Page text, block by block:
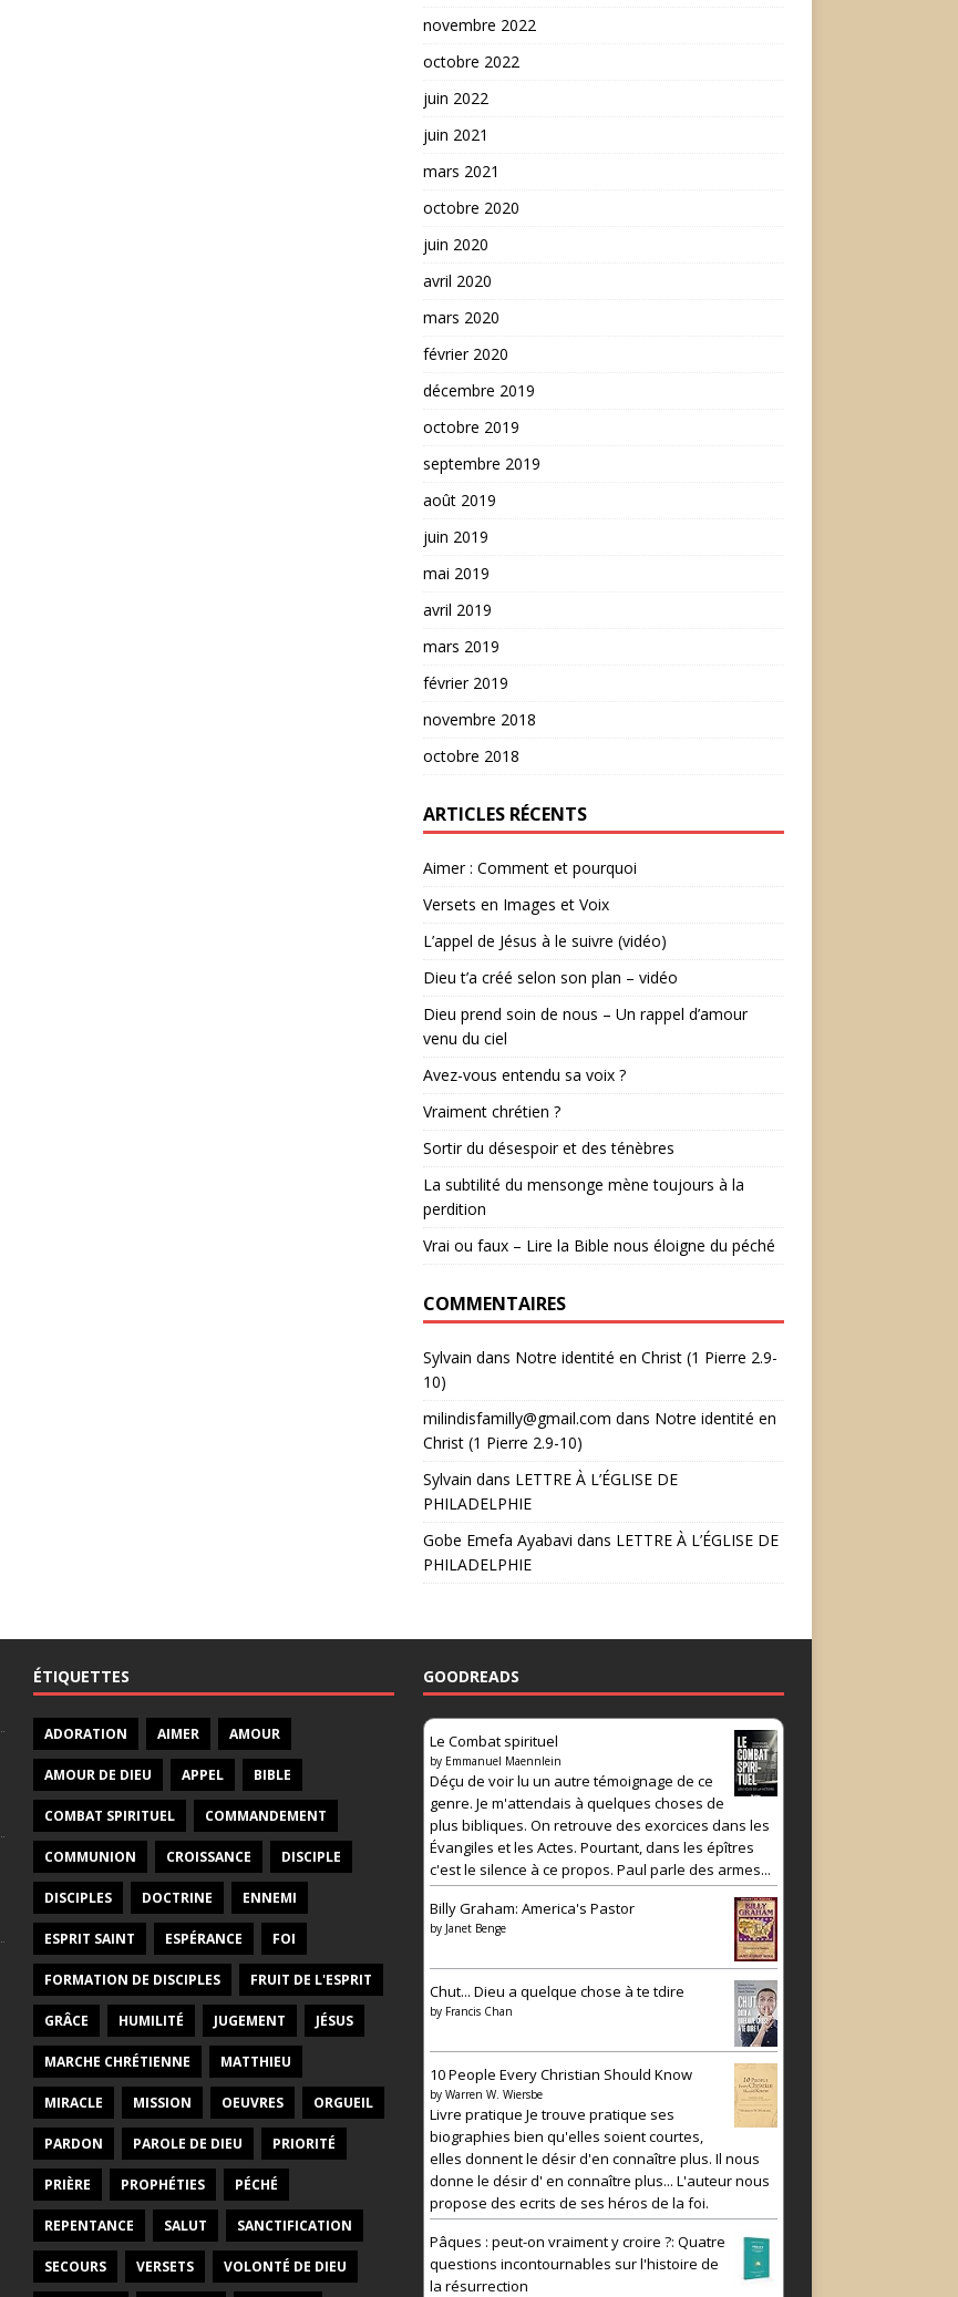
novembre 2022
octobre 2022
juin 2022
juin 2021
mars 2021
octobre 2020
juin 2020
avril 2020
mars 2020
février 2020
décembre 2019
octobre 2019
septembre 2019
août 2019
juin 2019
mai 2019
avril 2019
mars 2019
février 2019
novembre 2018
octobre 2018
ARTICLES RÉCENTS
Aimer : Comment et pourquoi
Versets en Images et Voix
L’appel de Jésus à le suivre (vidéo)
Dieu t’a créé selon son plan – vidéo
Dieu prend soin de nous – Un rappel d’amour
venu du ciel
Avez-vous entendu sa voix ?
Vraiment chrétien ?
Sortir du désespoir et des ténèbres
La subtilité du mensonge mène toujours à la
perdition
Vrai ou faux – Lire la Bible nous éloigne du péché
COMMENTAIRES
Sylvain dans Notre identité en Christ (1 Pierre 2.9-
10)
milindisfamilly@gmail.com dans Notre identité en
Christ (1 Pierre 2.9-10)
Sylvain dans LETTRE À L’ÉGLISE DE
PHILADELPHIE
Gobe Emefa Ayabavi dans LETTRE À L’ÉGLISE DE
PHILADELPHIE
ÉTIQUETTES
ADORATION AIMER AMOUR
AMOUR DE DIEU APPEL BIBLE
COMBAT SPIRITUEL COMMANDEMENT
COMMUNION CROISSANCE DISCIPLE
DISCIPLES DOCTRINE ENNEMI
ESPRIT SAINT ESPÉRANCE FOI
FORMATION DE DISCIPLES FRUIT DE L'ESPRIT
GRÂCE HUMILITÉ JUGEMENT JÉSUS
MARCHE CHRÉTIENNE MATTHIEU
MIRACLE MISSION OEUVRES ORGUEIL
PARDON PAROLE DE DIEU PRIORITÉ
PRIÈRE PROPHÉTIES PÉCHÉ
REPENTANCE SALUT SANCTIFICATION
SECOURS VERSETS VOLONTÉ DE DIEU
GOODREADS
Le Combat spirituel
by Emmanuel Maennlein
Déçu de voir lu un autre témoignage de ce
genre. Je m'attendais à quelques choses de
plus bibliques. On retrouve des exorcices dans les
Évangiles et les Actes. Pourtant, dans les épîtres
c'est le silence à ce propos. Paul parle des armes...
Billy Graham: America's Pastor
by Janet Benge
Chut... Dieu a quelque chose à te tdire
by Francis Chan
10 People Every Christian Should Know
by Warren W. Wiersbe
Livre pratique Je trouve pratique ses
biographies bien qu'elles soient courtes,
elles donnent le désir d'en connaître plus. Il nous
donne le désir d' en connaître plus... L'auteur nous
propose des ecrits de ses héros de la foi.
Pâques : peut-on vraiment y croire ?: Quatre
questions incontournables sur l'histoire de
la résurrection